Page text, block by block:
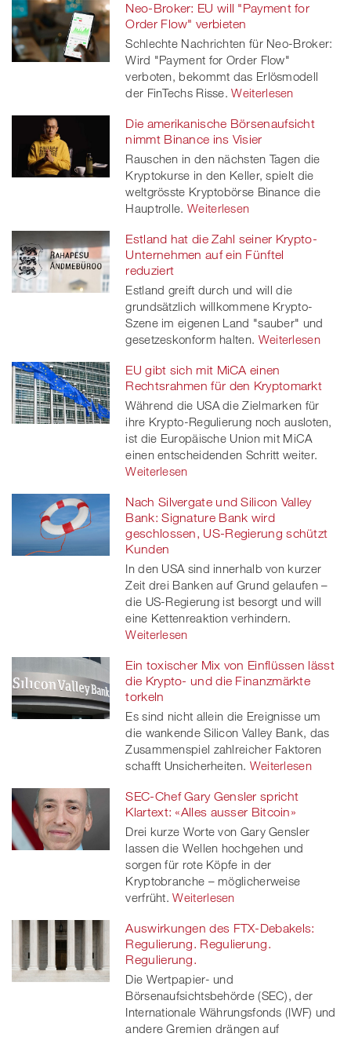
Neo-Broker: EU will "Payment for
Order Flow" verbieten
Schlechte Nachrichten für Neo-Broker:
Wird "Payment for Order Flow"
verboten, bekommt das Erlösmodell
der FinTechs Risse. Weiterlesen
Die amerikanische Börsenaufsicht
nimmt Binance ins Visier
Rauschen in den nächsten Tagen die
Kryptokurse in den Keller, spielt die
weltgrösste Kryptobörse Binance die
Hauptrolle. Weiterlesen
Estland hat die Zahl seiner Krypto-
Unternehmen auf ein Fünftel
reduziert
Estland greift durch und will die
grundsätzlich willkommene Krypto-
Szene im eigenen Land "sauber" und
gesetzeskonform halten. Weiterlesen
EU gibt sich mit MiCA einen
Rechtsrahmen für den Kryptomarkt
Während die USA die Zielmarken für
ihre Krypto-Regulierung noch ausloten,
ist die Europäische Union mit MiCA
einen entscheidenden Schritt weiter.
Weiterlesen
Nach Silvergate und Silicon Valley
Bank: Signature Bank wird
geschlossen, US-Regierung schützt
Kunden
In den USA sind innerhalb von kurzer
Zeit drei Banken auf Grund gelaufen –
die US-Regierung ist besorgt und will
eine Kettenreaktion verhindern.
Weiterlesen
Ein toxischer Mix von Einflüssen lässt
die Krypto- und die Finanzmärkte
torkeln
Es sind nicht allein die Ereignisse um
die wankende Silicon Valley Bank, das
Zusammenspiel zahlreicher Faktoren
schafft Unsicherheiten. Weiterlesen
SEC-Chef Gary Gensler spricht
Klartext: «Alles ausser Bitcoin»
Drei kurze Worte von Gary Gensler
lassen die Wellen hochgehen und
sorgen für rote Köpfe in der
Kryptobranche – möglicherweise
verfrüht. Weiterlesen
Auswirkungen des FTX-Debakels:
Regulierung. Regulierung.
Regulierung.
Die Wertpapier- und
Börsenaufsichtsbehörde (SEC), der
Internationale Währungsfonds (IWF) und
andere Gremien drängen auf